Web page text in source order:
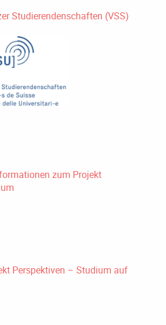
Studierendenschaften (VSS)
zum Projekt
Perspektiven – Studium auf